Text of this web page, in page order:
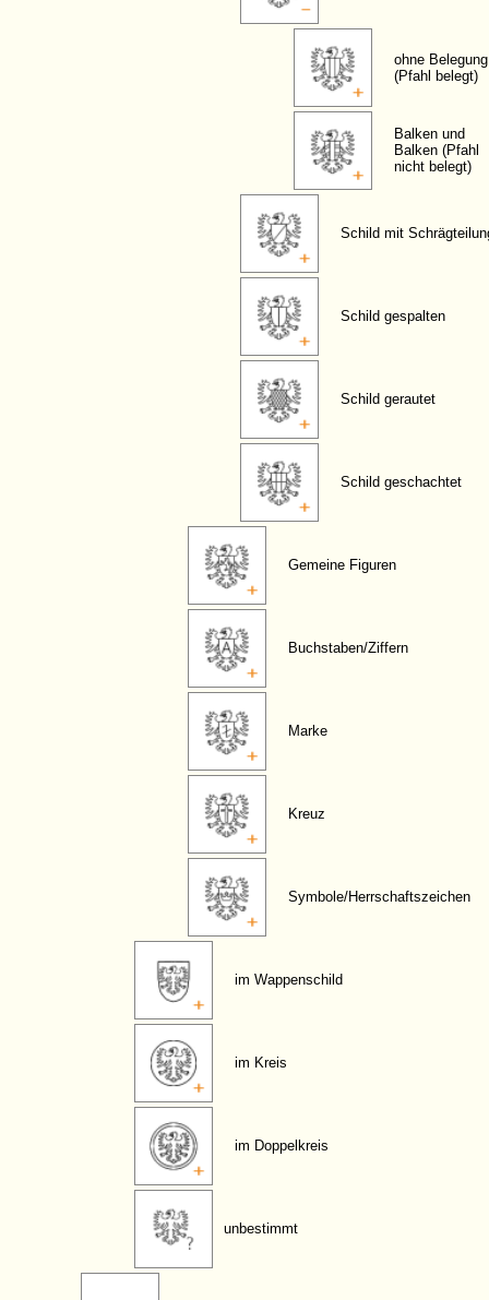
ohne Belegung
(Pfahl belegt)
Balken und
Balken (Pfahl
nicht belegt)
Schild mit
Schild gespalten
Schild gerautet
Schild geschachtet
Gemeine Figuren
Buchstaben/Ziffern
Marke
Kreuz
Symbole/Herrschaftszeichen
im Wappenschild
im Kreis
im Doppelkreis
unbestimmt